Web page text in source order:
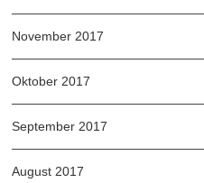
November 2017
Oktober 2017
September 2017
August 2017